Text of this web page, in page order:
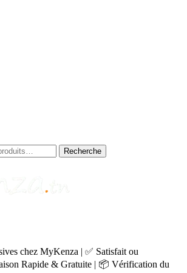
Recherche
chez MyKenza | ✅ Satisfait ou
Rapide & Gratuite | 📦 Vérification du